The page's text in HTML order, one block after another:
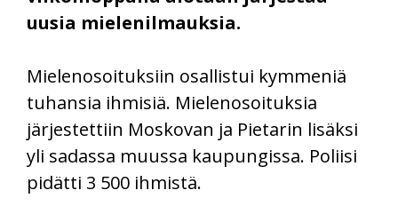
uusia mielenilmauksia.
Mielenosoituksiin osallistui kymmeniä
tuhansia ihmisiä. Mielenosoituksia
järjestettiin Moskovan ja Pietarin lisäksi
yli sadassa muussa kaupungissa. Poliisi
pidätti 3 500 ihmistä.